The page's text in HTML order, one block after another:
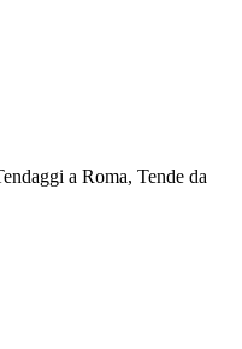
a Roma, Tende da